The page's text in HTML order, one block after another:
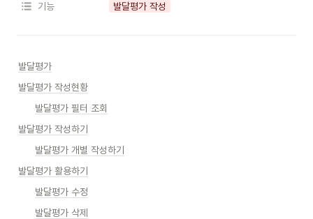
기능 발달평가 작성
발달평가
발달평가 작성현황
발달평가 필터 조회
발달평가 작성하기
발달평가 개별 작성하기
발달평가 활용하기
발달평가 수정
발달평가 삭제